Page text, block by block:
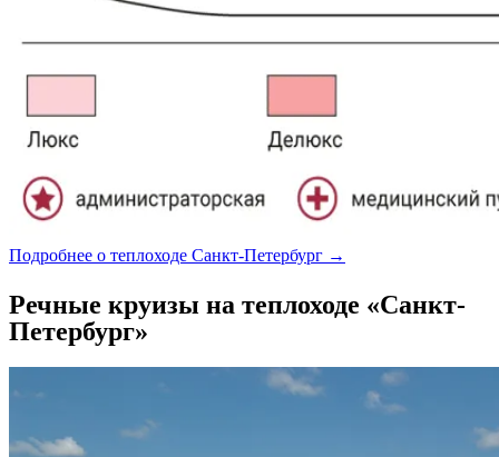
Подробнее о теплоходе Санкт-Петербург →
Речные круизы на теплоходе «Санкт-
Петербург»